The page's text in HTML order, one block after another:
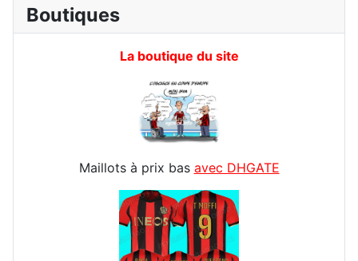
Boutiques
La boutique du site
Maillots à prix bas avec DHGATE